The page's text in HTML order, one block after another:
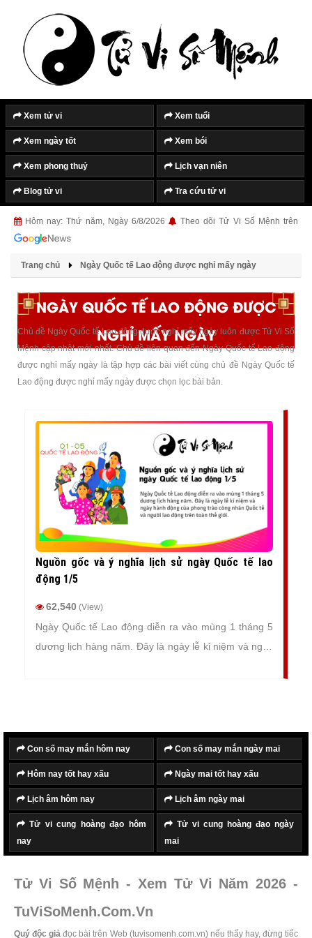
Xem tử vi Xem tuổi
Xem ngày tốt Xem bói
Xem phong thuỷ Lịch vạn niên
Blog tử vi Tra cứu tử vi
Hôm nay: Thứ năm, Ngày 6/8/2026 Theo dõi Tử Vi Số Mệnh trên
Trang chủ Ngày Quốc tế Lao động được nghỉ mấy ngày
NGÀY QUỐC TẾ LAO ĐỘNG ĐƯỢC
NGHỈ MẤY NGÀY
Chủ đề Ngày Quốc tế Lao động được nghỉ mấy ngày luôn được Tử Vi Số
Mệnh cập nhật mới nhất. Chủ đề liên quan đến Ngày Quốc tế Lao động
được nghỉ mấy ngày là tập hợp các bài viết cùng chủ đề Ngày Quốc tế
Lao động được nghỉ mấy ngày được chọn lọc bài bản.
Nguồn gốc và ý nghĩa lịch sử ngày Quốc tế lao
động 1/5
62,540 (View)
Ngày Quốc tế Lao động diễn ra vào mùng 1 tháng 5
dương lịch hàng năm. Đây là ngày lễ kỉ niệm và ngày
Con số may mắn hôm nay Con số may mắn ngày mai
Hôm nay tốt hay xấu Ngày mai tốt hay xấu
Lịch âm hôm nay Lịch âm ngày mai
Tử vi cung hoàng đạo hôm
nay
Tử vi cung hoàng đạo ngày
mai
Tử Vi Số Mệnh - Xem Tử Vi Năm 2026 -
TuViSoMenh.Com.Vn
Quý độc giả đọc bài trên Web (tuvisomenh.com.vn) nếu thấy hay, đừng tiếc